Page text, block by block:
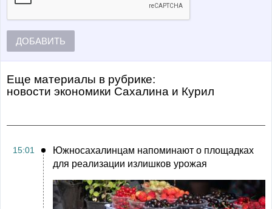
ДОБАВИТЬ
Еще материалы в рубрике:
Новости экономики Сахалина и Курил
15:01
Южносахалинцам напоминают о площадках
для реализации излишков урожая